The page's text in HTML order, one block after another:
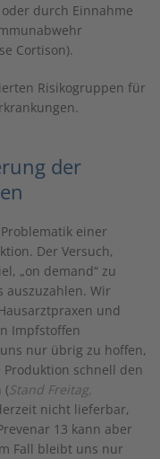
durch Einnahme
Cortison).
Risikogruppen für
der
einer
Der Versuch,
„on demand“ zu
auszuzahlen. Wir
und
Impfstoffen
nur übrig zu hoffen,
schnell den
(Stand Freitag,
nicht lieferbar,
13 kann aber
Fall bleibt uns nur